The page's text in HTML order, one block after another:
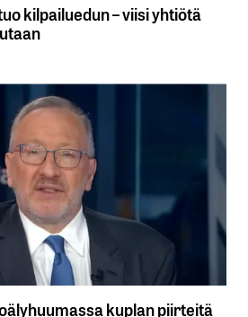
kilpailuedun – viisi yhtiötä
kuplan piirteitä